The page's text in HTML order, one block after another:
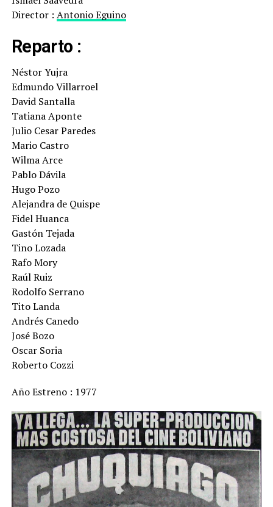
Director : Antonio Eguino
Reparto :
Néstor Yujra
Edmundo Villarroel
David Santalla
Tatiana Aponte
Julio Cesar Paredes
Mario Castro
Wilma Arce
Pablo Dávila
Hugo Pozo
Alejandra de Quispe
Fidel Huanca
Gastón Tejada
Tino Lozada
Rafo Mory
Raúl Ruiz
Rodolfo Serrano
Tito Landa
Andrés Canedo
José Bozo
Oscar Soria
Roberto Cozzi
Año Estreno : 1977